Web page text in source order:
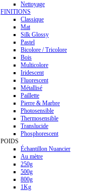
Nettoyage
FINITIONS
Classique
Mat
Silk Glossy
Pastel
Bicolore / Tricolore
Bois
Multicolore
Iridescent
Fluorescent
Métallisé
Paillette
Pierre & Marbre
Photosensible
Thermosensible
Translucide
Phosphorescent
POIDS
Échantillon Nuancier
Au mètre
250g
500g
800g
1Kg